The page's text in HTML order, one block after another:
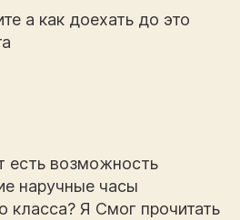
а как доехать до это
есть возможность
наручные часы
класса? Я Смог прочитать